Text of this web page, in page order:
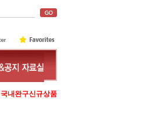
국내완구신규상품